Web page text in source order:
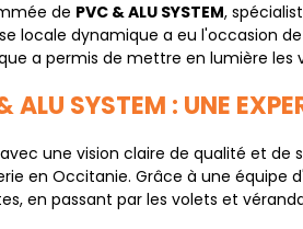
de PVC & ALU SYSTEM,
locale dynamique a eu l'occasion
a permis de mettre en lumière les
ALU SYSTEM : UNE
une vision claire de qualité et de
en Occitanie. Grâce à une équipe
en passant par les volets et